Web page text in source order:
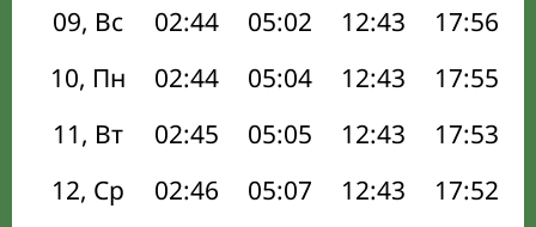
09, Вс
02:44 05:02 12:43 17:56
10, Пн
02:44 05:04 12:43 17:55
11, Вт
02:45 05:05 12:43 17:53
12, Ср
02:46 05:07 12:43 17:52